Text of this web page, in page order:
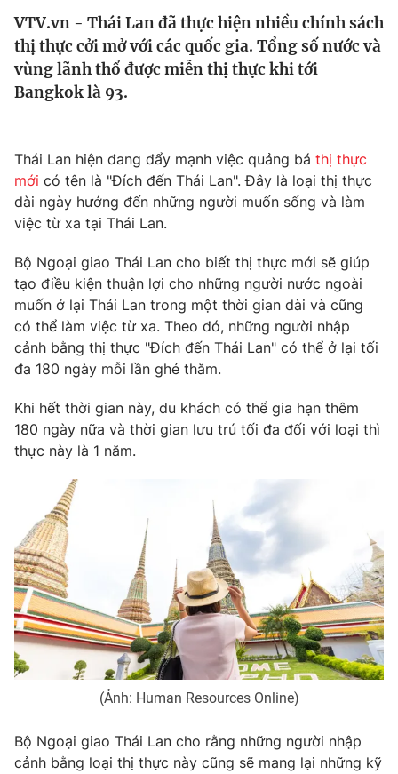
Thế giới
Tin tức
Thế giới đó đây
Kinh tế
Thị trường
Góc doanh nghiệp
Truyền hình
Phim VTV
Hậu trường
Nhân vật
Khán giả
Giải sao mai
Giải trí
Điện ảnh
Âm nhạc
Sao
Đời sống
Du lịch
Làm đẹp
Giáo dục
Tuyển sinh
Học trực tuyến
Hitech Công nghệ tương lai
Sản phẩm
Thị trường
Tư vấn
Giao lưu trực tuyến
Lịch phát sóng
Chuyên mục khác
Emagazine Podcast
Photo Infographic
Shorts video
VTV Money VTV Thể thao
VTV.vn - Thái Lan đã thực hiện nhiều chính sách
thị thực cởi mở với các quốc gia. Tổng số nước và
vùng lãnh thổ được miễn thị thực khi tới
Bangkok là 93.
Thái Lan hiện đang đẩy mạnh việc quảng bá thị thực
mới có tên là "Đích đến Thái Lan". Đây là loại thị thực
dài ngày hướng đến những người muốn sống và làm
việc từ xa tại Thái Lan.
Bộ Ngoại giao Thái Lan cho biết thị thực mới sẽ giúp
tạo điều kiện thuận lợi cho những người nước ngoài
muốn ở lại Thái Lan trong một thời gian dài và cũng
có thể làm việc từ xa. Theo đó, những người nhập
cảnh bằng thị thực "Đích đến Thái Lan" có thể ở lại tối
đa 180 ngày mỗi lần ghé thăm.
Khi hết thời gian này, du khách có thể gia hạn thêm
180 ngày nữa và thời gian lưu trú tối đa đối với loại thì
thực này là 1 năm.
(Ảnh: Human Resources Online)
Bộ Ngoại giao Thái Lan cho rằng những người nhập
cảnh bằng loại thị thực này cũng sẽ mang lại những kỹ